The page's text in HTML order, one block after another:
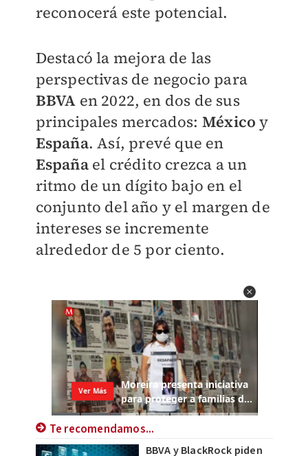
reconocerá este potencial.
Destacó la mejora de las
perspectivas de negocio para
BBVA en 2022, en dos de sus
principales mercados: Méxicoy
España. Así, prevé que en
España el crédito crezca a un
ritmo de un dígito bajo en el
conjunto del año y el margen de
intereses se incremente
alrededor de 5 por ciento.
Te recomendamos...
BBVA y BlackRock piden